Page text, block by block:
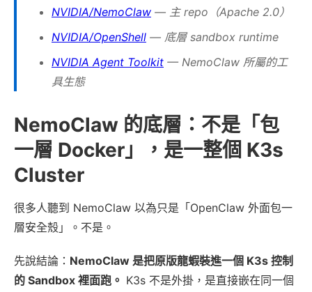
NVIDIA/NemoClaw — 主 repo（Apache 2.0）
NVIDIA/OpenShell — 底層 sandbox runtime
NVIDIA Agent Toolkit — NemoClaw 所屬的工
具生態
NemoClaw 的底層：不是「包
一層 Docker」，是一整個 K3s
Cluster
很多人聽到 NemoClaw 以為只是「OpenClaw 外面包一
層安全殼」。不是。
先說結論： NemoClaw 是把原版龍蝦裝進一個 K3s 控制
的 Sandbox 裡面跑。 K3s 不是外掛，是直接嵌在同一個